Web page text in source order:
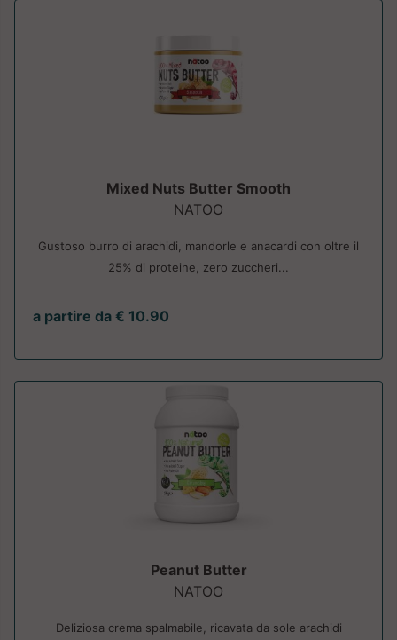
Mixed Nuts Butter Smooth
NATOO
Gustoso burro di arachidi, mandorle e anacardi con oltre il
25% di proteine, zero zuccheri...
a partire da € 10.90
Peanut Butter
NATOO
Deliziosa crema spalmabile, ricavata da sole arachidi